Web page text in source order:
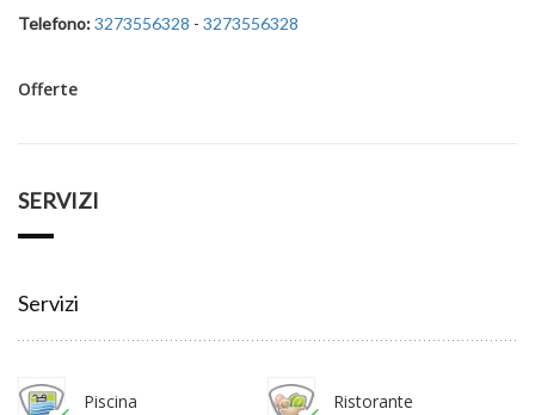
Telefono:3273556328 - 3273556328
Offerte
SERVIZI
Servizi
Piscina Ristorante